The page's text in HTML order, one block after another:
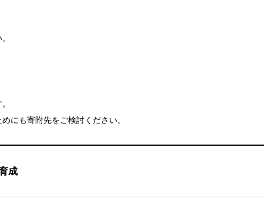
にも寄附先をご検討ください。
成